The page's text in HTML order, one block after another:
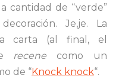
cantidad de “verde”
Je,je. La
carta (al final, el
recene como un
de “Knock knock“.